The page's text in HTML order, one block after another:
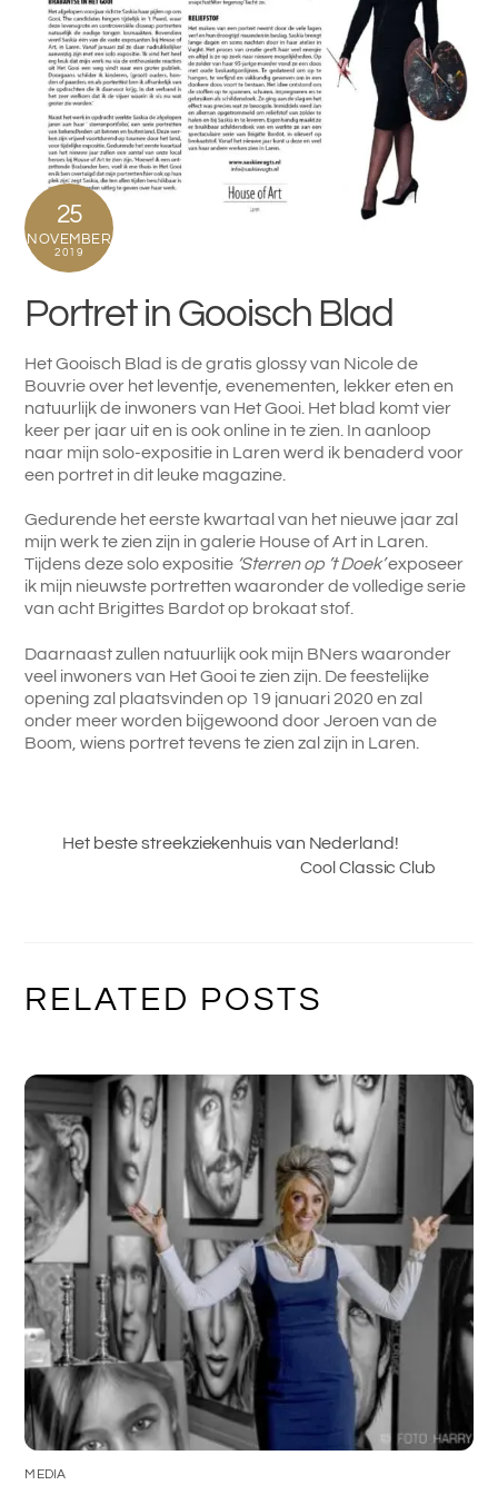
25
NOVEMBER
2019
Portret in Gooisch Blad
Het Gooisch Blad is de gratis glossy van Nicole de
Bouvrie over het leventje, evenementen, lekker eten en
natuurlijk de inwoners van Het Gooi. Het blad komt vier
keer per jaar uit en is ook online in te zien. In aanloop
naar mijn solo-expositie in Laren werd ik benaderd voor
een portret in dit leuke magazine.
Gedurende het eerste kwartaal van het nieuwe jaar zal
mijn werk te zien zijn in galerie House of Art in Laren.
Tijdens deze solo expositie ‘Sterren op ’t Doek’exposeer
ik mijn nieuwste portretten waaronder de volledige serie
van acht Brigittes Bardot op brokaat stof.
Daarnaast zullen natuurlijk ook mijn BNers waaronder
veel inwoners van Het Gooi te zien zijn. De feestelijke
opening zal plaatsvinden op 19 januari 2020 en zal
onder meer worden bijgewoond door Jeroen van de
Boom, wiens portret tevens te zien zal zijn in Laren.
Het beste streekziekenhuis van Nederland!
Cool Classic Club
RELATED POSTS
MEDIA